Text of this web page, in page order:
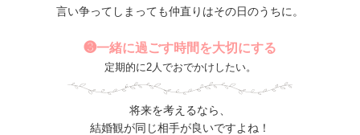
言い争ってしまっても仲直りはその日のうちに。
❸一緒に過ごす時間を大切にする
定期的に2人でおでかけしたい。
将来を考えるなら、
結婚観が同じ相手が良いですよね！